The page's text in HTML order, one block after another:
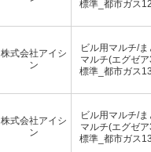
標準_都市ガス
株式会社アイシ
ン
ビル用マルチ/ま
マルチ(エグゼ
標準_都市ガス
株式会社アイシ
ン
ビル用マルチ/ま
マルチ(エグゼ
標準_都市ガス